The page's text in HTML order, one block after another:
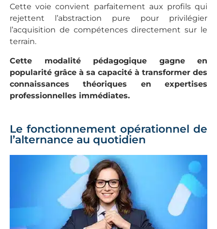
Cette voie convient parfaitement aux profils qui
rejettent l’abstraction pure pour privilégier
l’acquisition de compétences directement sur le
terrain.
Cette modalité pédagogique gagne en
popularité grâce à sa capacité à transformer des
connaissances théoriques en expertises
professionnelles immédiates.
Le fonctionnement opérationnel de
l’alternance au quotidien